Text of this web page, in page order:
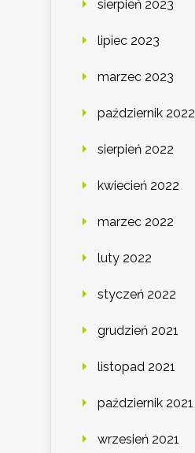
sierpień 2023
lipiec 2023
marzec 2023
październik 2022
sierpień 2022
kwiecień 2022
marzec 2022
luty 2022
styczeń 2022
grudzień 2021
listopad 2021
październik 2021
wrzesień 2021